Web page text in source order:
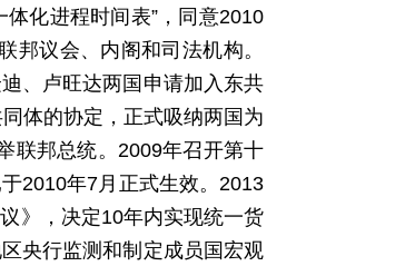
化进程时间表”，同意2010
邦议会、内阁和司法机构。
、卢旺达两国申请加入东共
体的协定，正式吸纳两国为
联邦总统。2009年召开第十
2010年7月正式生效。2013
》，决定10年内实现统一货
央行监测和制定成员国宏观